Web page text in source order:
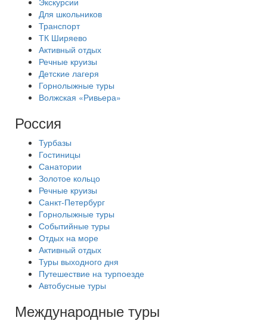
Для школьников
Транспорт
ТК Ширяево
Активный отдых
Речные круизы
Детские лагеря
Горнолыжные туры
Волжская «Ривьера»
Россия
Турбазы
Гостиницы
Санатории
Золотое кольцо
Речные круизы
Санкт-Петербург
Горнолыжные туры
Событийные туры
Отдых на море
Активный отдых
Туры выходного дня
Путешествие на турпоезде
Автобусные туры
Международные туры